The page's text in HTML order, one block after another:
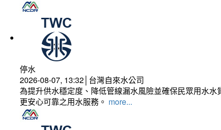
停水
2026-08-07, 13:32│台灣自來水公司
為提升供水穩定度、降低管線漏水風險並確保民眾用水
更安心可靠之用水服務。 more...